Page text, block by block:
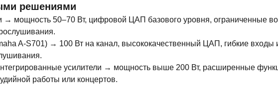
решениями
→ мощность 50–70 Вт, цифровой ЦАП базового уровня, ограниченные
A-S701) → 100 Вт на канал, высококачественный ЦАП, гибкие
усилители → мощность выше 200 Вт, расширенные
работы или концертов.